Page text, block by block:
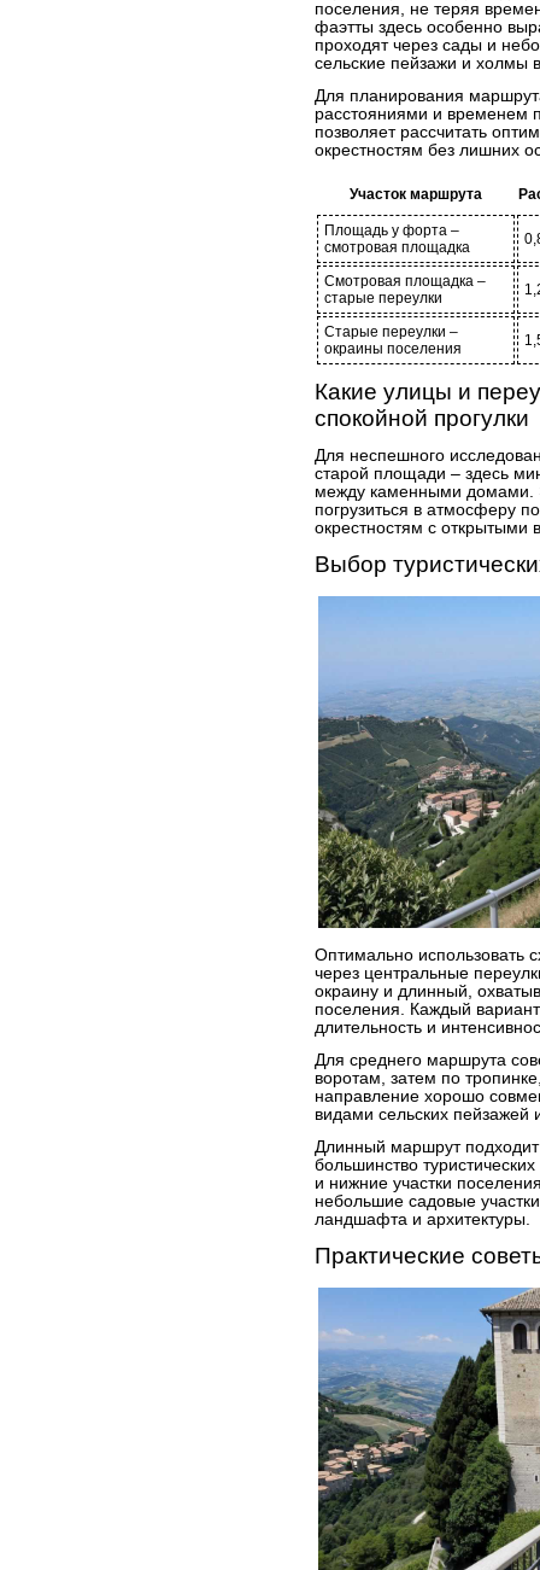
поселения, не теряя
фаэтты здесь особенно
проходят через сады и
сельские пейзажи и холмы
Для планирования
расстояниями и временем
позволяет рассчитать
окрестностям без лишних
Участок маршрута
Площадь у форта –
смотровая площадка
Смотровая площадка –
старые переулки
Старые переулки –
окраины поселения
Какие улицы и
спокойной прогулки
Для неспешного
старой площади – здесь
между каменными домами.
погрузиться в атмосферу
окрестностям с открытыми
Выбор
Оптимально использовать
через центральные
окраину и длинный,
поселения. Каждый
длительность и
Для среднего маршрута
воротам, затем по
направление хорошо
видами сельских пейзажей
Длинный маршрут подходит
большинство
и нижние участки
небольшие садовые
ландшафта и архитектуры.
Практические